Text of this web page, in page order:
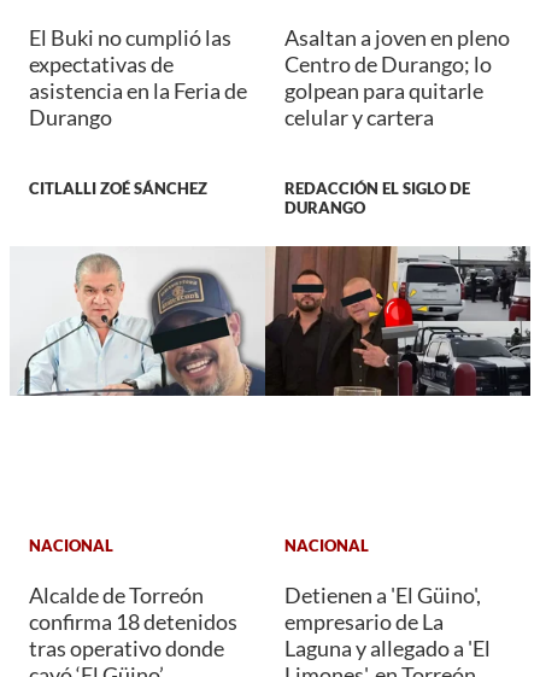
El Buki no cumplió las
expectativas de
asistencia en la Feria de
Durango
CITLALLI ZOÉ SÁNCHEZ
Asaltan a joven en pleno
Centro de Durango; lo
golpean para quitarle
celular y cartera
REDACCIÓN EL SIGLO DE
DURANGO
NACIONAL
Alcalde de Torreón
confirma 18 detenidos
tras operativo donde
NACIONAL
Detienen a 'El Güino',
empresario de La
Laguna y allegado a 'El